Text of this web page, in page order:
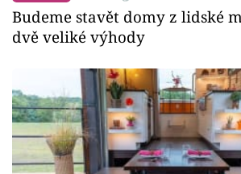
Budeme stavět domy z lidské
dvě veliké výhody